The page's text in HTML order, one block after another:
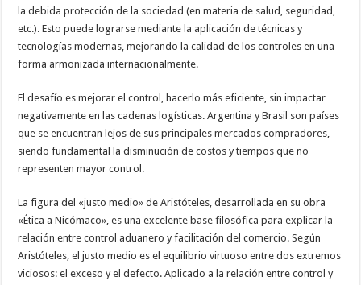
la debida protección de la sociedad (en materia de salud, seguridad,
etc.). Esto puede lograrse mediante la aplicación de técnicas y
tecnologías modernas, mejorando la calidad de los controles en una
forma armonizada internacionalmente.
El desafío es mejorar el control, hacerlo más eficiente, sin impactar
negativamente en las cadenas logísticas. Argentina y Brasil son países
que se encuentran lejos de sus principales mercados compradores,
siendo fundamental la disminución de costos y tiempos que no
representen mayor control.
La figura del «justo medio» de Aristóteles, desarrollada en su obra
«Ética a Nicómaco», es una excelente base filosófica para explicar la
relación entre control aduanero y facilitación del comercio. Según
Aristóteles, el justo medio es el equilibrio virtuoso entre dos extremos
viciosos: el exceso y el defecto. Aplicado a la relación entre control y